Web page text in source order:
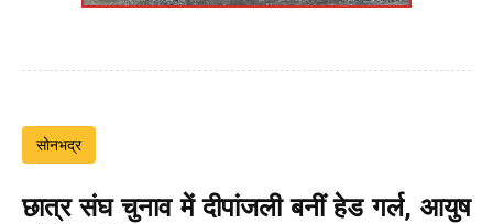
सोनभद्र
छात्र संघ चुनाव में दीपांजली बनीं हेड गर्ल, आयुष